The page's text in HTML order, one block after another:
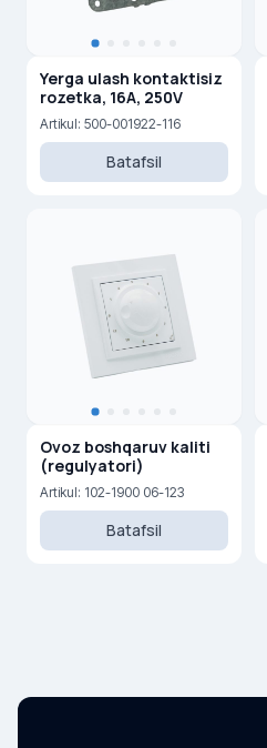
Yerga ulash kontaktisiz
rozetka, 16A, 250V
Artikul: 500-001922-116
Batafsil
Ovoz boshqaruv kaliti
(regulyatori)
Artikul: 102-1900 06-123
Batafsil